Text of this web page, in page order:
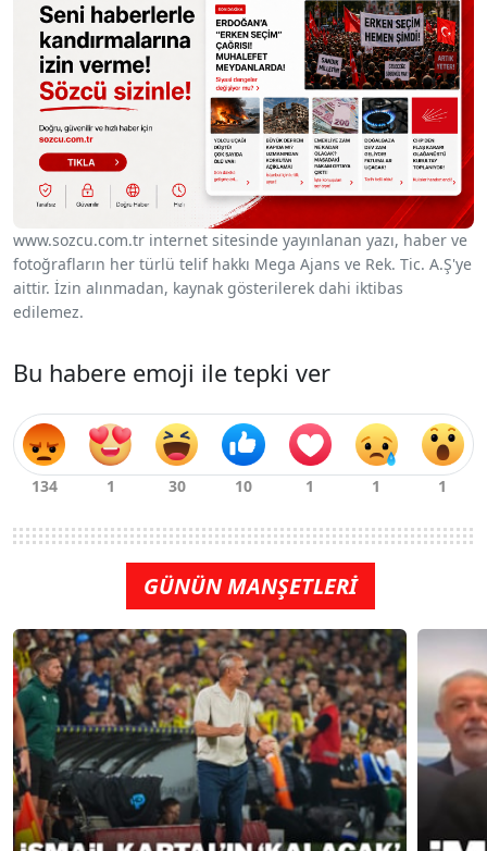
www.sozcu.com.tr internet sitesinde yayınlanan yazı, haber ve
fotoğrafların her türlü telif hakkı Mega Ajans ve Rek. Tic. A.Ş'ye
aittir. İzin alınmadan, kaynak gösterilerek dahi iktibas
edilemez.
Bu habere emoji ile tepki ver
GÜNÜN MANŞETLERİ